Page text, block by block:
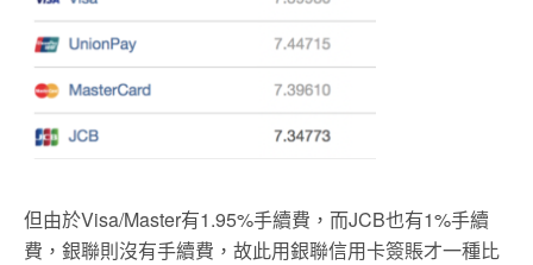
但由於Visa/Master有1.95%手續費，而JCB也有1%手續
費，銀聯則沒有手續費，故此用銀聯信用卡簽賬才一種比